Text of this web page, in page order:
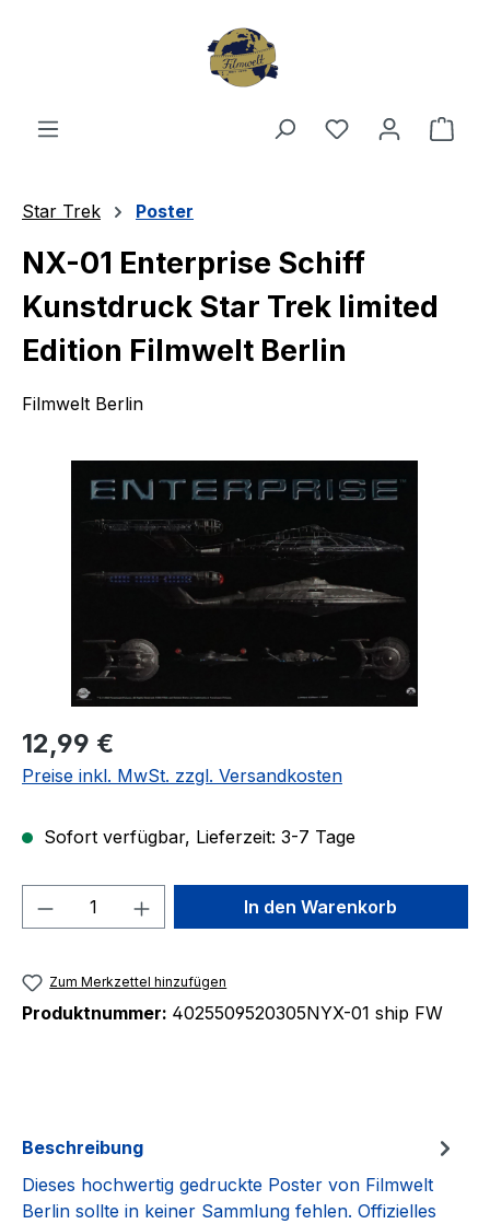
Du hast 0
Star Trek Poster
NX-01 Enterprise Schiff
Kunstdruck Star Trek limited
Edition Filmwelt Berlin
Filmwelt Berlin
Regulärer Preis:
12,99 €
Preise inkl. MwSt. zzgl. Versandkosten
Sofort verfügbar, Lieferzeit: 3-7 Tage
Produkt Anzahl: Gib denIn den Warenkorb
Zum Merkzettel hinzufügen
Produktnummer: 4025509520305NYX-01 ship FW
Beschreibung
Dieses hochwertig gedruckte Poster von Filmwelt
Berlin sollte in keiner Sammlung fehlen. Offizielles